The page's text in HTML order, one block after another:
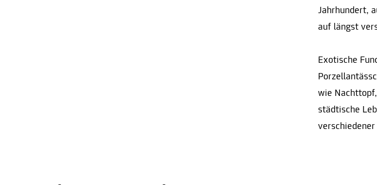
Jahrhundert,
auf längst
Exotische
wie
städtische